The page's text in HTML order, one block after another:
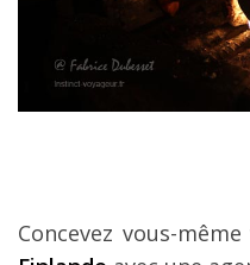
Concevez vous-